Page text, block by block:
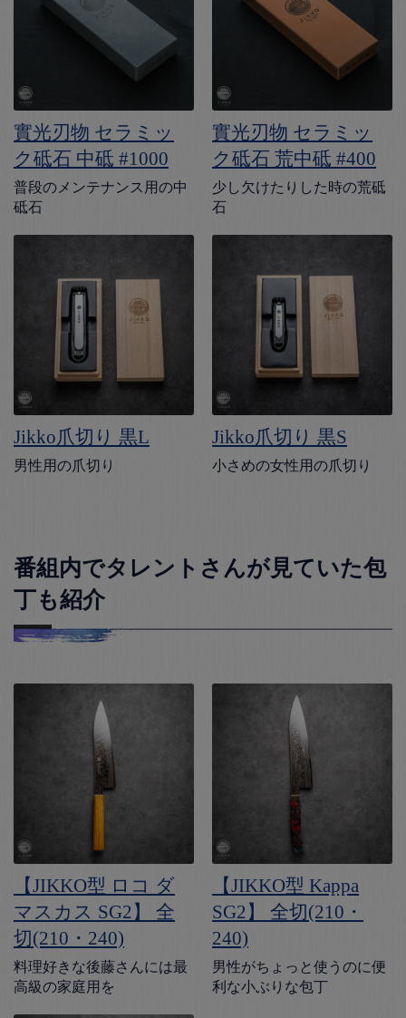
實光刃物 セラミッ
ク砥石 中砥 #1000
普段のメンテナンス用の中
砥石
實光刃物 セラミッ
ク砥石 荒中砥 #400
少し欠けたりした時の荒砥
石
Jikko爪切り 黒L
男性用の爪切り
Jikko爪切り 黒S
小さめの女性用の爪切り
番組内でタレントさんが見ていた包
丁も紹介
【JIKKO型 ロコ ダ
マスカス SG2】 全
切(210・240)
料理好きな後藤さんには最
高級の家庭用を
【JIKKO型 Kappa
SG2】 全切(210・
240)
男性がちょっと使うのに便
利な小ぶりな包丁